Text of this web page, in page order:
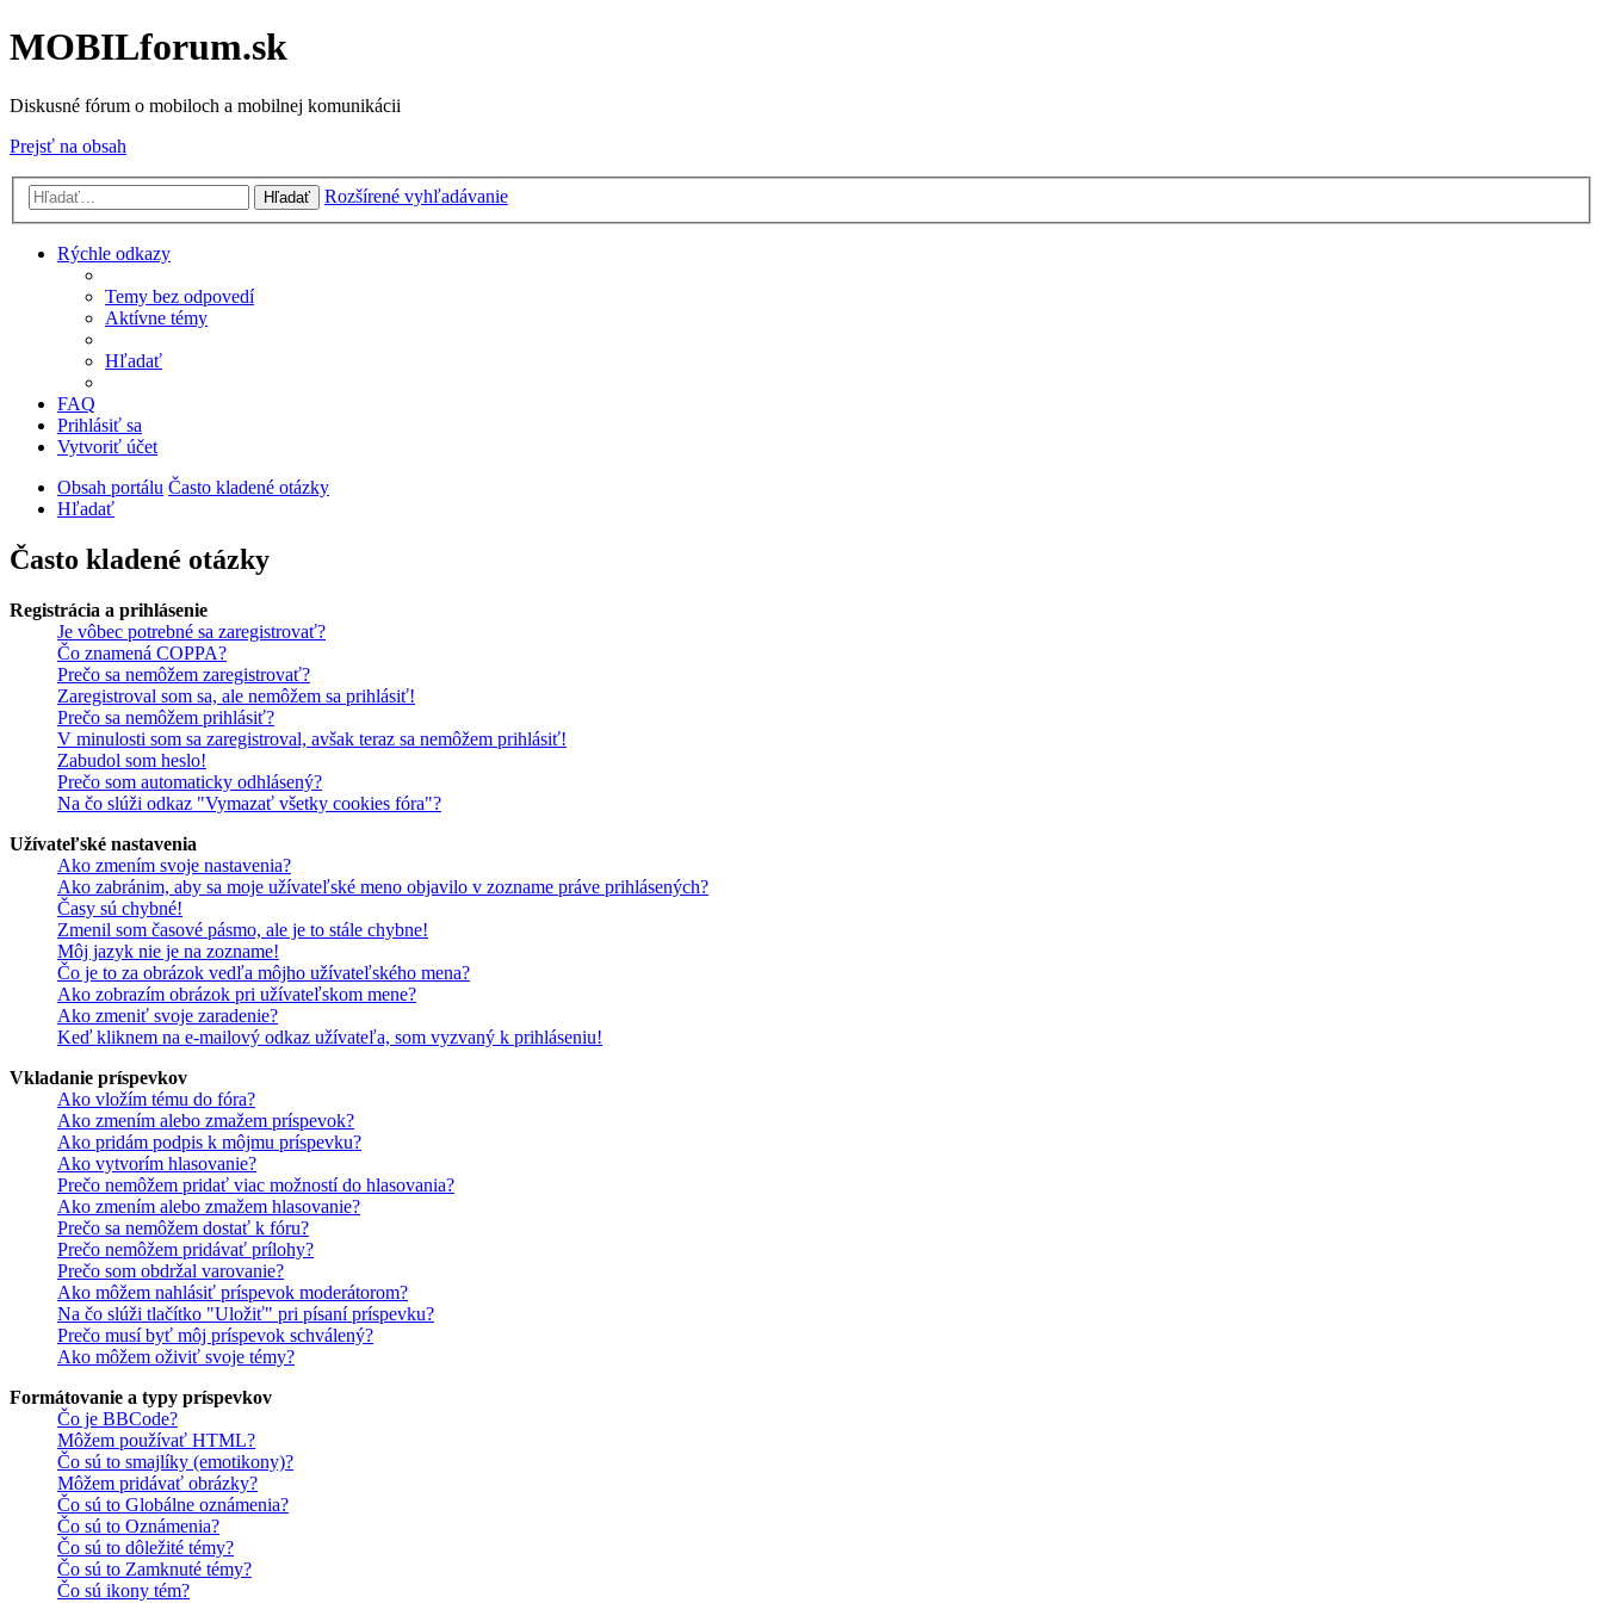
MOBILforum.sk
Diskusné fórum o mobiloch a mobilnej komunikácii
Prejsť na obsah
Hľadať Rozšírené vyhľadávanie
Rýchle odkazy
Temy bez odpovedí
Aktívne témy
Hľadať
FAQ
Prihlásiť sa
Vytvoriť účet
Obsah portálu Často kladené otázky
Hľadať
Často kladené otázky
Registrácia a prihlásenie
Je vôbec potrebné sa zaregistrovať?
Čo znamená COPPA?
Prečo sa nemôžem zaregistrovať?
Zaregistroval som sa, ale nemôžem sa prihlásiť!
Prečo sa nemôžem prihlásiť?
V minulosti som sa zaregistroval, avšak teraz sa nemôžem prihlásiť!
Zabudol som heslo!
Prečo som automaticky odhlásený?
Na čo slúži odkaz "Vymazať všetky cookies fóra"?
Užívateľské nastavenia
Ako zmením svoje nastavenia?
Ako zabránim, aby sa moje užívateľské meno objavilo v zozname práve prihlásených?
Časy sú chybné!
Zmenil som časové pásmo, ale je to stále chybne!
Môj jazyk nie je na zozname!
Čo je to za obrázok vedľa môjho užívateľského mena?
Ako zobrazím obrázok pri užívateľskom mene?
Ako zmeniť svoje zaradenie?
Keď kliknem na e-mailový odkaz užívateľa, som vyzvaný k prihláseniu!
Vkladanie príspevkov
Ako vložím tému do fóra?
Ako zmením alebo zmažem príspevok?
Ako pridám podpis k môjmu príspevku?
Ako vytvorím hlasovanie?
Prečo nemôžem pridať viac možností do hlasovania?
Ako zmením alebo zmažem hlasovanie?
Prečo sa nemôžem dostať k fóru?
Prečo nemôžem pridávať prílohy?
Prečo som obdržal varovanie?
Ako môžem nahlásiť príspevok moderátorom?
Na čo slúži tlačítko "Uložiť" pri písaní príspevku?
Prečo musí byť môj príspevok schválený?
Ako môžem oživiť svoje témy?
Formátovanie a typy príspevkov
Čo je BBCode?
Môžem používať HTML?
Čo sú to smajlíky (emotikony)?
Môžem pridávať obrázky?
Čo sú to Globálne oznámenia?
Čo sú to Oznámenia?
Čo sú to dôležité témy?
Čo sú to Zamknuté témy?
Čo sú ikony tém?